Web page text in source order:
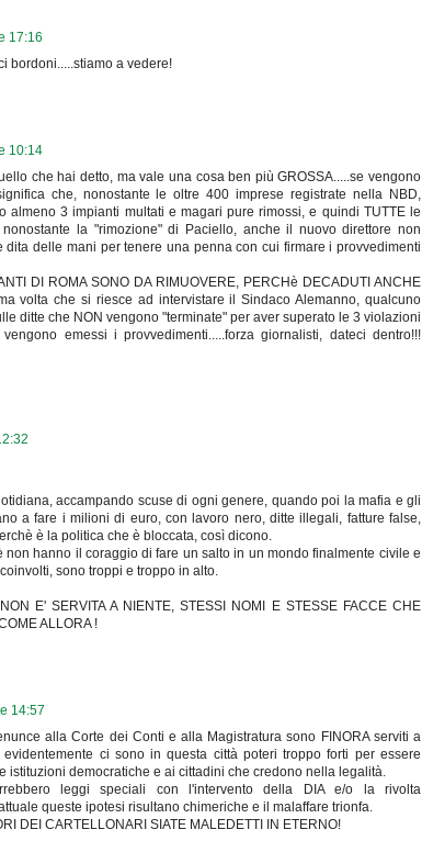
17:16
bordoni.....stiamo a vedere!
10:14
che hai detto, ma vale una cosa ben più GROSSA.....se vengono
che, nonostante le oltre 400 imprese registrate nella NBD,
almeno 3 impianti multati e magari pure rimossi, e quindi TUTTE le
nonostante la "rimozione" di Paciello, anche il nuovo direttore non
dita delle mani per tenere una penna con cui firmare i provvedimenti
DI ROMA SONO DA RIMUOVERE, PERCHè DECADUTI ANCHE
volta che si riesce ad intervistare il Sindaco Alemanno, qualcuno
ditte che NON vengono "terminate" per aver superato le 3 violazioni
emessi i provvedimenti.....forza giornalisti, dateci dentro!!!
accampando scuse di ogni genere, quando poi la mafia e gli
a fare i milioni di euro, con lavoro nero, ditte illegali, fatture false,
è la politica che è bloccata, così dicono.
non hanno il coraggio di fare un salto in un mondo finalmente civile e
sono troppi e troppo in alto.
E' SERVITA A NIENTE, STESSI NOMI E STESSE FACCE CHE
ALLORA !
14:57
alla Corte dei Conti e alla Magistratura sono FINORA serviti a
ci sono in questa città poteri troppo forti per essere
istituzioni democratiche e ai cittadini che credono nella legalità.
leggi speciali con l'intervento della DIA e/o la rivolta
queste ipotesi risultano chimeriche e il malaffare trionfa.
DEI CARTELLONARI SIATE MALEDETTI IN ETERNO!